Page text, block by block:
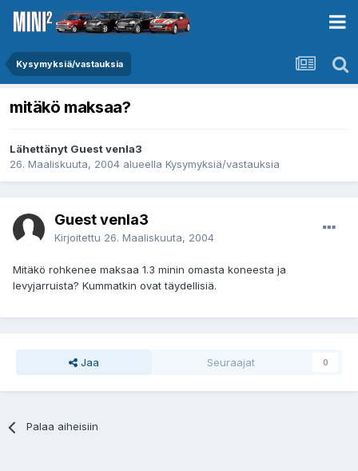
Kysymyksiä/vastauksia
mitäkö maksaa?
Lähettänyt Guest venla3
26. Maaliskuuta, 2004 alueella Kysymyksiä/vastauksia
Guest venla3
Kirjoitettu 26. Maaliskuuta, 2004
Mitäkö rohkenee maksaa 1.3 minin omasta koneesta ja
levyjarruista? Kummatkin ovat täydellisiä.
Jaa Seuraajat 0
Palaa aiheisiin